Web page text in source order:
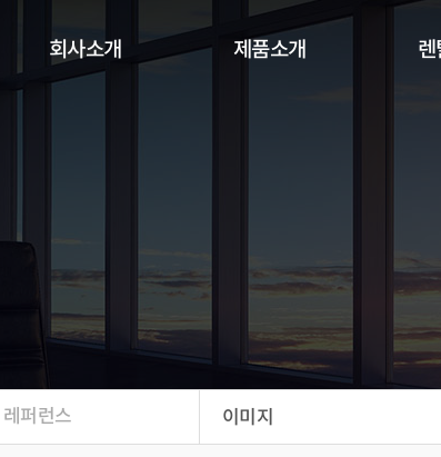
회사소개 제품소개
ALED Series
렌
레퍼런스 이미지